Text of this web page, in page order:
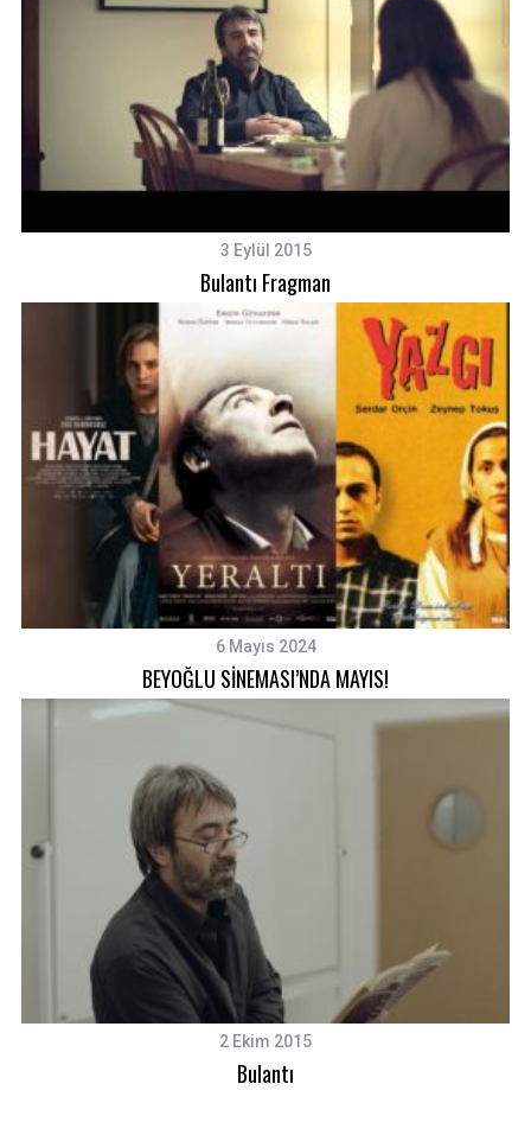
3 Eylül 2015
Bulantı Fragman
6 Mayıs 2024
BEYOĞLU SİNEMASI’NDA MAYIS!
2 Ekim 2015
Bulantı